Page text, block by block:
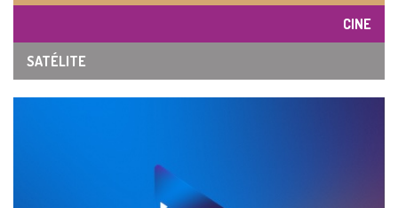
CINE
SATÉLITE